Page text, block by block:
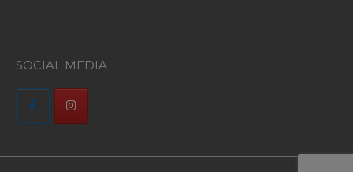
SOCIAL MEDIA